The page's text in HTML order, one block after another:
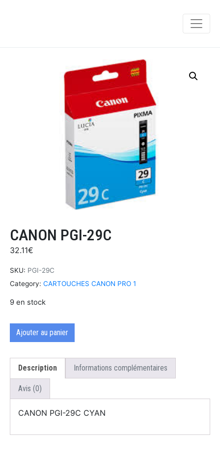
CANON PGI-29C
32.11€
SKU: PGI-29C
Category: CARTOUCHES CANON PRO 1
9 en stock
Ajouter au panier
Description Informations complémentaires
Avis (0)
CANON PGI-29C CYAN